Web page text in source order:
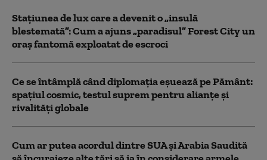
Stațiunea de lux care a devenit o „insulă
blestemată”: Cum a ajuns „paradisul” Forest City un
oraș fantomă exploatat de escroci
Ce se întâmplă când diplomația eșuează pe Pământ:
spațiul cosmic, testul suprem pentru alianțe și
rivalități globale
Cum ar putea acordul dintre SUA și Arabia Saudită